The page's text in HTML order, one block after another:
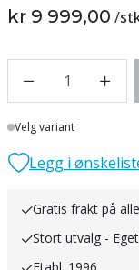
kr 9 999,00 /
1
Lager
Velg variant
Legg i
Gratis frakt på
Stort utvalg -